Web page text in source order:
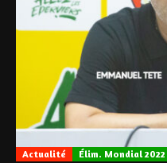
Actualité Élim. Mondial 2022